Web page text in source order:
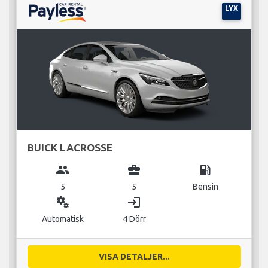
LYX
BUICK LACROSSE
group
5
business_center
5
local_gas_station
Bensin
miscellaneous_services
Automatisk
login
4 Dörr
VISA DETALJER...